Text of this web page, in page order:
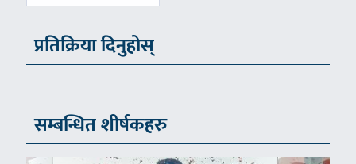
प्रतिक्रिया दिनुहोस्
सम्बन्धित शीर्षकहरु